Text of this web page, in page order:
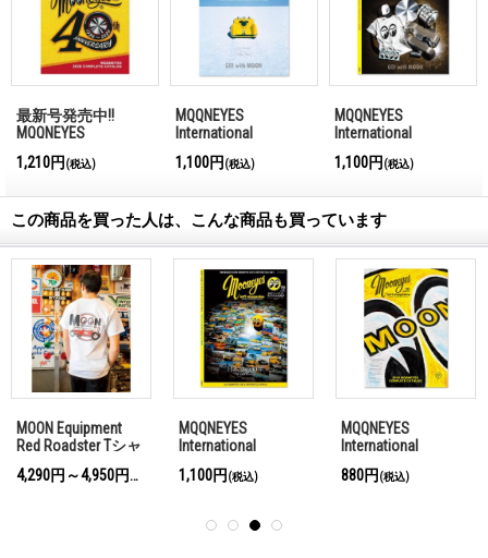
最新号発売中!!
MQQNEYES
International
Magazine No.28 2026
1,210円 (税込)
MQQNEYES
International
Magazine Winter
2016-2017
1,100円 (税込)
MQQNEYES
International
Magazine Summer
2016
1,100円 (税込)
この商品を買った人は、こんな商品も買っています
MOON Equipment
Red Roadster Tシャ
ツ
4,290円～4,950円
(税込)
MQQNEYES
International
Magazine Summer
2017
1,100円 (税込)
MQQNEYES
International
Magazine Summer
2018
880円 (税込)